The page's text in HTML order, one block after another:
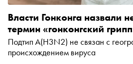
Власти Гонконга назвали
термин «гонконгский
Подтип A(H3N2) не связан с
происхождением вируса